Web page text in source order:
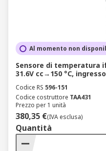
Al momento non
Sensore di temperatura
31.6V cc→150 °C,
Codice RS 596-151
Codice costruttore TAA431
Prezzo per 1 unità
380,35 €(IVA esclusa)
Quantità